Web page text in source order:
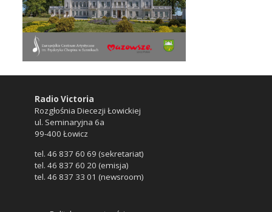
Radio Victoria
Rozgłośnia Diecezji Łowickiej
ul. Seminaryjna 6a
99-400 Łowicz
tel. 46 837 60 69 (sekretariat)
tel. 46 837 60 20 (emisja)
tel. 46 837 33 01 (newsroom)